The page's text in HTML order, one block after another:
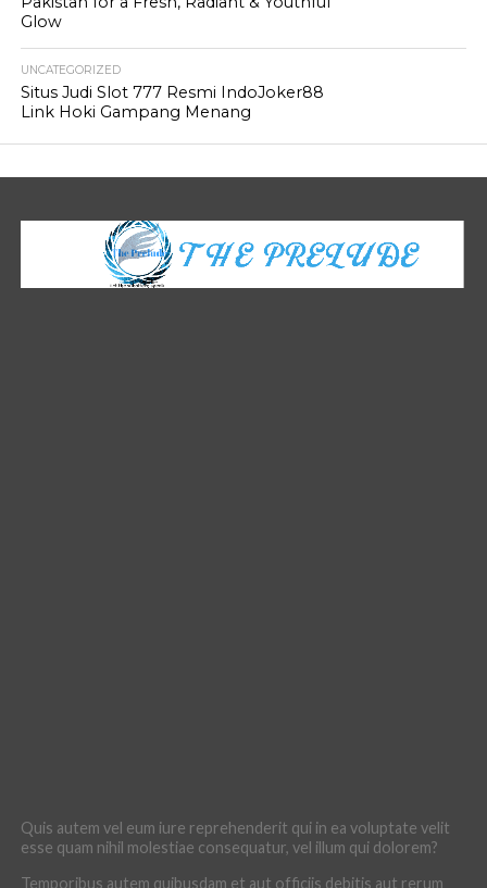
Glow
UNCATEGORIZED
Situs Judi Slot 777 Resmi IndoJoker88
Link Hoki Gampang Menang
Quis autem vel eum iure reprehenderit qui in ea voluptate velit
esse quam nihil molestiae consequatur, vel illum qui dolorem?
Temporibus autem quibusdam et aut officiis debitis aut rerum